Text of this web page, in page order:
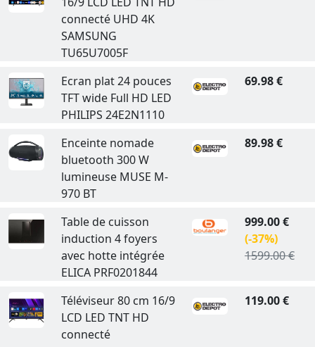
connecté UHD 4K
SAMSUNG
TU65U7005F
Ecran plat 24 pouces
TFT wide Full HD LED
PHILIPS 24E2N1110
69.98 €
Enceinte nomade
bluetooth 300 W
lumineuse MUSE M-
970 BT
89.98 €
Table de cuisson
induction 4 foyers
avec hotte intégrée
ELICA PRF0201844
999.00 €
(-37%)
1599.00 €
Téléviseur 80 cm 16/9
LCD LED TNT HD
connecté
119.00 €